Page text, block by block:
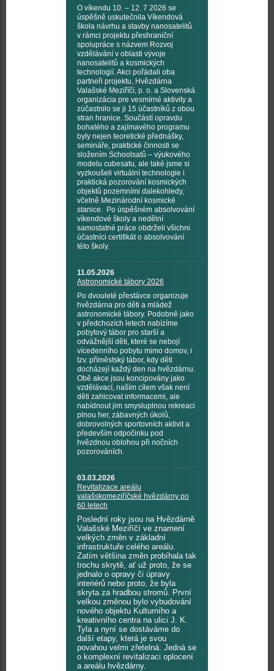
O víkendu 10. – 12. 7 2026 se
úspěšně uskutečnila Víkendová
škola návrhu a stavby nanosatelitů
v rámci projektu přeshraniční
spolupráce s názvem Rozvoj
vzdělávání v oblasti vývoje
nanosatelitů a kosmických
technologií. Akci pořádali oba
partneři projektu, Hvězdárna
Valašské Meziříčí, p. o. a Slovenská
organizácia pre vesmírné aktivity a
zúčastnilo se ji 15 účastníků z obou
stran hranice. Součástí opravdu
bohatého a zajímavého programu
byly nejen teoretické přednášky,
semináře, praktické činnosti se
složením Schoolsatů – výukového
modelu cubesatu, ale také jsme si
vyzkoušeli virtuální technologie i
praktická pozorování kosmických
objektů pozemními dalekohledy,
včetně Mezinárodní kosmické
stanice. Po úspěšném absolvování
víkendové školy a nedělní
samostatné práce obdrželi všichni
účastníci certifikát o absolvování
této školy.
11.05.2026
Astronomické tábory 2026
Po dvouleté přestávce organizuje
hvězdárna pro děti a mládež
astronomické tábory. Podobně jako
v předchozích letech nabízíme
pobytový tábor pro starší a
odvážnější děti, které se nebojí
vícedenního pobytu mimo domov, i
tzv. příměstský tábor, kdy děti
docházejí každý den na hvězdárnu.
Obě akce jsou koncipovány jako
vzdělávací, naším cílem však není
děti zahlcovat informacemi, ale
nabídnout jim smysluplnou rekreaci
plnou her, zábavných úkolů,
dobrovolných sportovních aktivit a
především odpočinku pod
hvězdnou oblohou při nočních
pozorováních.
03.03.2026
Revitalizace areálu
valašskomeziříčské hvězdárny po
60 letech
Poslední roky jsou na Hvězdárně
Valašské Meziříčí ve znamení
velkých změn v základní
infrastruktuře celého areálu.
Zatím většina změn probíhala tak
trochu skrytě, ať už proto, že se
jednalo o opravy či úpravy
interiérů nebo proto, že byla
skryta za hradbou stromů. První
velkou změnou bylo vybudování
nového objektu Kulturního a
kreativního centra na ulici J. K.
Tyla a nyní se dostáváme do
další etapy, která je svou
povahou velmi zřetelná. Jedná se
o komplexní revitalizaci oplocení
a areálu hvězdárny.